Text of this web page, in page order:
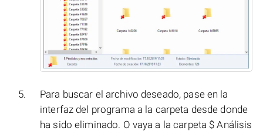
Para buscar el archivo deseado, pase en la
interfaz del programa a la carpeta desde donde
ha sido eliminado. O vaya a la carpeta $ Análisis